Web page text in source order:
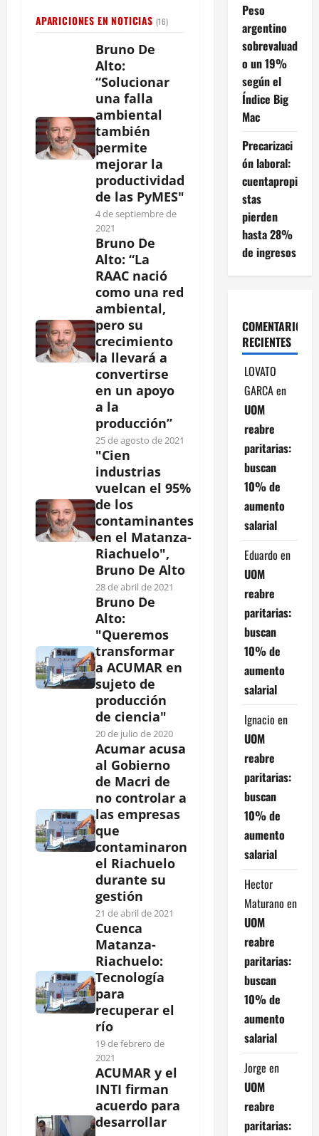
APARICIONES EN NOTICIAS (16)
Bruno De
Alto:
“Solucionar
una falla
ambiental
también
permite
mejorar la
productividad
de las PyMES"
4 de septiembre de
2021
Bruno De
Alto: “La
RAAC nació
como una red
ambiental,
pero su
crecimiento
la llevará a
convertirse
en un apoyo
a la
producción”
25 de agosto de 2021
"Cien
industrias
vuelcan el 95%
de los
contaminantes
en el Matanza-
Riachuelo",
Bruno De Alto
28 de abril de 2021
Bruno De
Alto:
"Queremos
transformar
a ACUMAR en
sujeto de
producción
de ciencia"
20 de julio de 2020
Acumar acusa
al Gobierno
de Macri de
no controlar a
las empresas
que
contaminaron
el Riachuelo
durante su
gestión
21 de abril de 2021
Cuenca
Matanza-
Riachuelo:
Tecnología
para
recuperar el
río
19 de febrero de
2021
ACUMAR y el
INTI firman
acuerdo para
desarrollar
Peso
argentino
sobrevaluad
o un 19%
según el
Índice Big
Mac
Precarizaci
ón laboral:
cuentapropi
stas
pierden
hasta 28%
de ingresos
COMENTARIOS
RECIENTES
LOVATO
GARCAen
UOM
reabre
paritarias:
buscan
10% de
aumento
salarial
Eduardo en
UOM
reabre
paritarias:
buscan
10% de
aumento
salarial
Ignacio en
UOM
reabre
paritarias:
buscan
10% de
aumento
salarial
Hector
Maturano en
UOM
reabre
paritarias:
buscan
10% de
aumento
salarial
Jorge en
UOM
reabre
paritarias: